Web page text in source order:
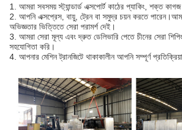
1. আমরা সবসময় স্ট্যান্ডার্ড এক্সপোর্ট কাঠের প্যাকিং, শক্ত
2. আপনি এক্সপ্রেস, বায়ু, ট্রেন বা সমুদ্র চয়ন করতে
অভিজ্ঞতার ভিত্তিতে সেরা পরামর্শ দেই।
3. আমরা সেরা মূল্য এবং দ্রুত ডেলিভারি পেতে চীনের সেরা
সহযোগিতা করি।
4. আপনার মেশিন ট্রানজিটে থাকাকালীন আপনি সম্পূর্ণ প্রতিক্রিয়া